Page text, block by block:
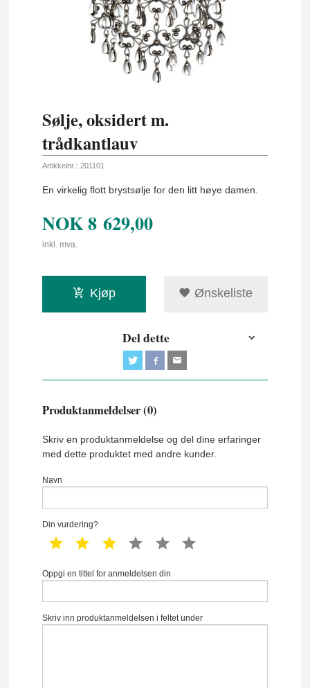
Sølje, oksidert m.
trådkantlauv
Artikkelnr.: 201101
En virkelig flott brystsølje for den litt høye damen.
NOK8 629,00
inkl. mva.
Kjøp Ønskeliste
Del dette
Produktanmeldelser (0)
Skriv en produktanmeldelse og del dine erfaringer
med dette produktet med andre kunder.
Navn
Din vurdering?
1 star 2 star 3 star 4 star 5 star
Oppgi en tittel for anmeldelsen din
Skriv inn produktanmeldelsen i feltet under